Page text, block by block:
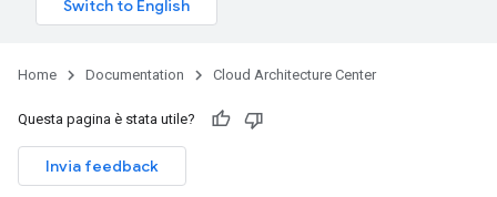
Home Documentation Cloud Architecture Center
Questa pagina è stata utile?
Invia feedback